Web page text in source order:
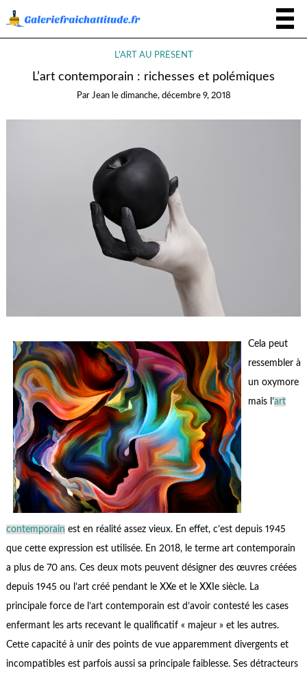
L'ART AU PRÉSENT
L’art contemporain : richesses et polémiques
Par Jean le dimanche, décembre 9, 2018
Cela peut
ressembler à
un oxymore
mais l’art
contemporain est en réalité assez vieux. En effet, c’est depuis 1945
que cette expression est utilisée. En 2018, le terme art contemporain
a plus de 70 ans. Ces deux mots peuvent désigner des œuvres créées
depuis 1945 ou l’art créé pendant le XXe et le XXIe siècle. La
principale force de l’art contemporain est d’avoir contesté les cases
enfermant les arts recevant le qualificatif « majeur » et les autres.
Cette capacité à unir des points de vue apparemment divergents et
incompatibles est parfois aussi sa principale faiblesse. Ses détracteurs